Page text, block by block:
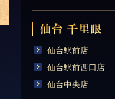
仙台駅前店
仙台駅前西口店
仙台中央店